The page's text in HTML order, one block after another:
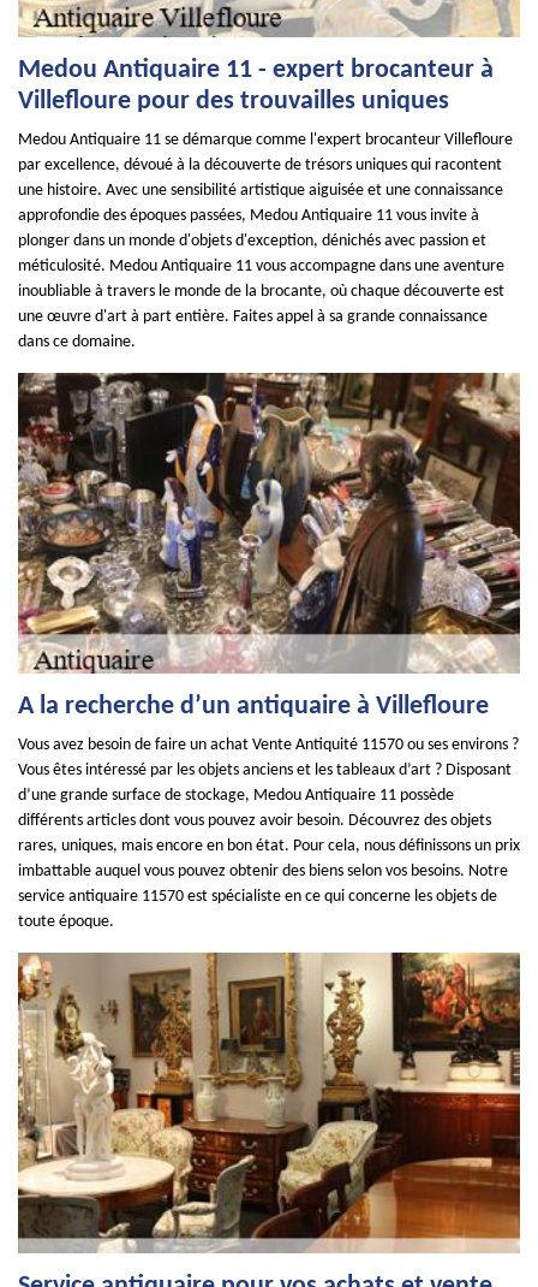
Medou Antiquaire 11 - expert brocanteur à
Villefloure pour des trouvailles uniques
Medou Antiquaire 11 se démarque comme l'expert brocanteur Villefloure
par excellence, dévoué à la découverte de trésors uniques qui racontent
une histoire. Avec une sensibilité artistique aiguisée et une connaissance
approfondie des époques passées, Medou Antiquaire 11 vous invite à
plonger dans un monde d'objets d'exception, dénichés avec passion et
méticulosité. Medou Antiquaire 11 vous accompagne dans une aventure
inoubliable à travers le monde de la brocante, où chaque découverte est
une œuvre d'art à part entière. Faites appel à sa grande connaissance
dans ce domaine.
A la recherche d’un antiquaire à Villefloure
Vous avez besoin de faire un achat Vente Antiquité 11570 ou ses environs ?
Vous êtes intéressé par les objets anciens et les tableaux d’art ? Disposant
d’une grande surface de stockage, Medou Antiquaire 11 possède
différents articles dont vous pouvez avoir besoin. Découvrez des objets
rares, uniques, mais encore en bon état. Pour cela, nous définissons un prix
imbattable auquel vous pouvez obtenir des biens selon vos besoins. Notre
service antiquaire 11570 est spécialiste en ce qui concerne les objets de
toute époque.